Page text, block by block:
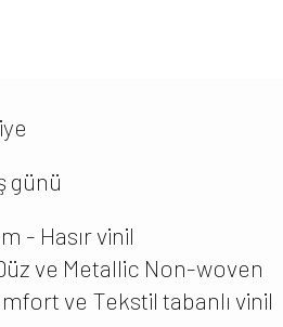
günü
- Hasır vinil
ve Metallic Non-woven
ve Tekstil tabanlı vinil